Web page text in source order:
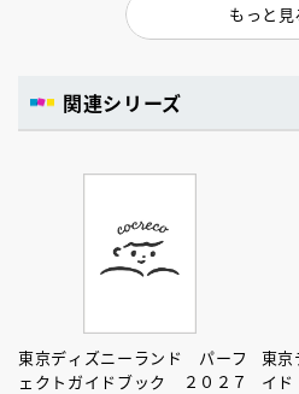
もっと見
関連シリーズ
東京ディズニーランド パーフ
ェクトガイドブック ２０２７
東
イ